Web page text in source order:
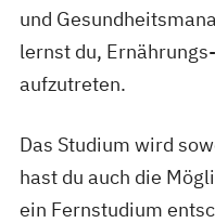
und
lernst du,
aufzutreten.
Das Studium wird
hast du auch die
ein Fernstudium